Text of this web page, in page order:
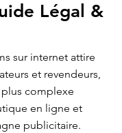
Légal &
sur internet attire
et revendeurs,
complexe
en ligne et
publicitaire.